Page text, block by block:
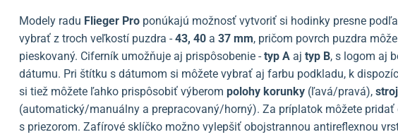
Modely radu Flieger Pro ponúkajú možnosť vytvoriť si hodinky presne
vybrať z troch veľkostí puzdra - 43, 40 a 37 mm, pričom povrch puzdra
pieskovaný. Ciferník umožňuje aj prispôsobenie - typ A aj typ B, s logom aj
dátumu. Pri štítku s dátumom si môžete vybrať aj farbu podkladu, k
si tiež môžete ľahko prispôsobiť výberom polohy korunky (ľavá/pravá),
(automatický/manuálny a prepracovaný/horný). Za príplatok môžete pridať
s priezorom. Zafírové sklíčko možno vylepšiť obojstrannou antireflexnou